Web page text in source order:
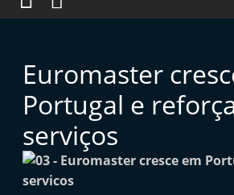
o
n
Euromaster
Portugal e
serviços